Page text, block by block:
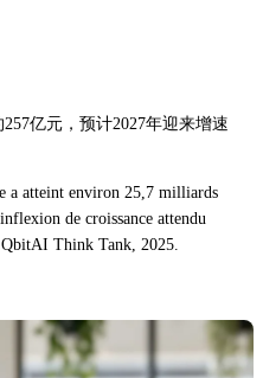
亿元，预计2027年迎来增速
a atteint environ 25,7 milliards
de croissance attendu
Think Tank, 2025.